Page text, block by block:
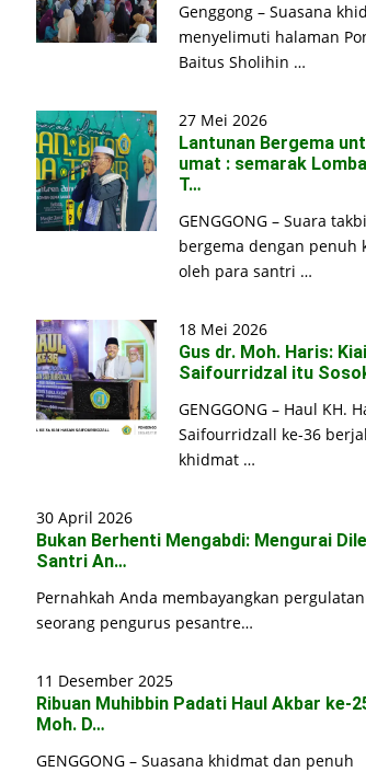
Genggong – Suasana
menyelimuti halaman
Baitus Sholihin …
27 Mei 2026
Lantunan Bergema
umat : semarak
T…
GENGGONG – Suara
bergema dengan penuh
oleh para santri …
18 Mei 2026
Gus dr. Moh. Haris: Kiai
Saifourridzal itu
GENGGONG – Haul KH.
Saifourridzall ke-36
khidmat …
30 April 2026
Bukan Berhenti Mengabdi: Mengurai
Santri An…
Pernahkah Anda membayangkan
seorang pengurus pesantre…
11 Desember 2025
Ribuan Muhibbin Padati Haul Akbar ke-
Moh. D…
GENGGONG – Suasana khidmat dan penuh